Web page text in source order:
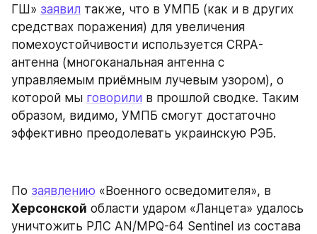
ГШ» заявил также, что в УМПБ (как и в других
средствах поражения) для увеличения
помехоустойчивости используется CRPA-
антенна (многоканальная антенна с
управляемым приёмным лучевым узором), о
которой мы говорили в прошлой сводке. Таким
образом, видимо, УМПБ смогут достаточно
эффективно преодолевать украинскую РЭБ.
По заявлению
Херсонской области ударом «Ланцета» удалось
уничтожить РЛС AN/MPQ-64 Sentinel из состава